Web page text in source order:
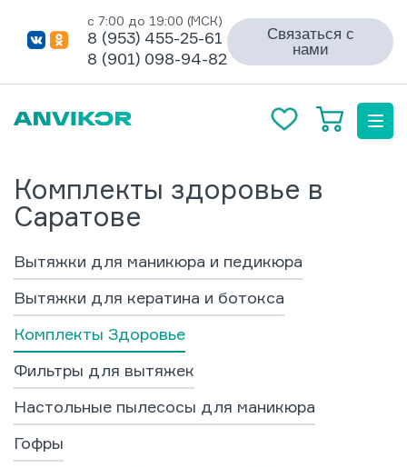
с 7:00 до 19:00 (МСК)
8 (953) 455-25-61
8 (901) 098-94-82
Связаться с
нами
Комплекты здоровье в
Саратове
Вытяжки для маникюра и педикюра
Вытяжки для кератина и ботокса
Комплекты Здоровье
Фильтры для вытяжек
Настольные пылесосы для маникюра
Гофры